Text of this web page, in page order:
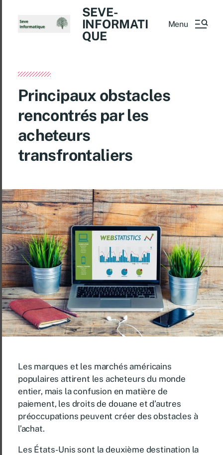
SEVE-
INFORMATI
QUE
Menu
Principaux obstacles
rencontrés par les
acheteurs
transfrontaliers
Les marques et les marchés américains
populaires attirent les acheteurs du monde
entier, mais la confusion en matière de
paiement, les droits de douane et d’autres
préoccupations peuvent créer des obstacles à
l’achat.
Les États-Unis sont la deuxième destination la